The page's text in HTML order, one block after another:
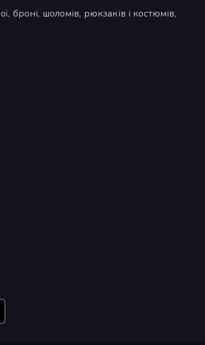
броні, шоломів, рюкзаків і костюмів,